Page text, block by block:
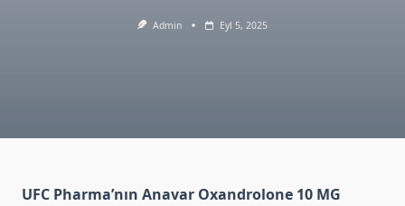
Admin Eyl 5, 2025
UFC Pharma’nın Anavar Oxandrolone 10 MG